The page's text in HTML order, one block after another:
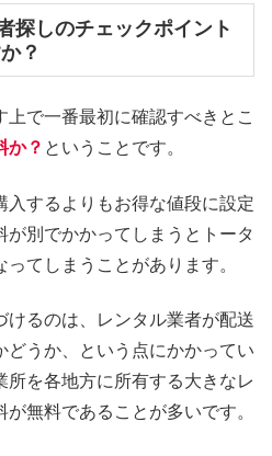
探しのチェックポイント
？
上で一番最初に確認すべきとこ
か？ ということです。
入するよりもお得な値段に設定
が別でかかってしまうとトータ
てしまうことがあります。
けるのは、レンタル業者が配送
どうか、という点にかかってい
所を各地方に所有する大きなレ
無料であることが多いです。